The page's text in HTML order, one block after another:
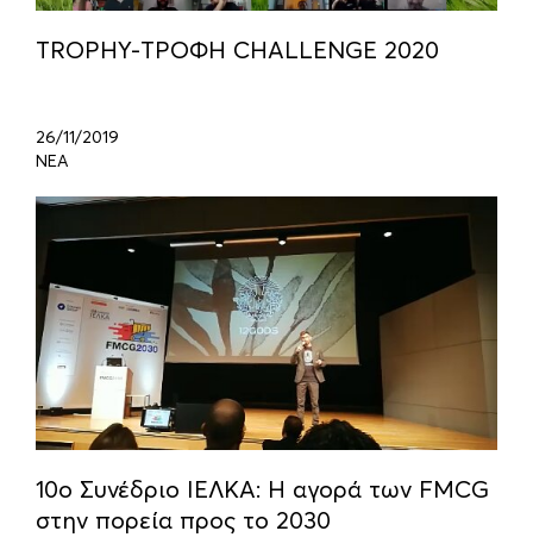
TROPHY-ΤΡΟΦΗ CHALLENGE 2020
26/11/2019
ΝΕΑ
10o Συνέδριο ΙΕΛΚΑ: H αγορά των FMCG
στην πορεία προς το 2030